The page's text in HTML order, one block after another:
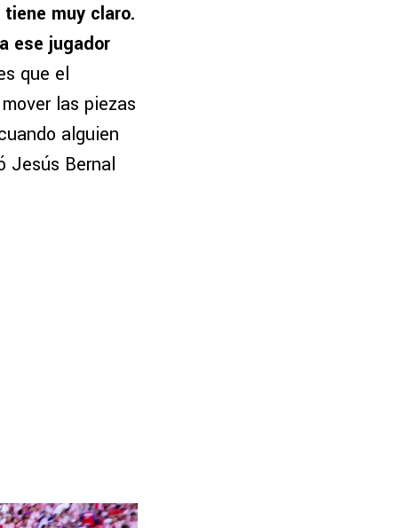
muy claro.
ese jugador
que el
las piezas
alguien
Jesús Bernal